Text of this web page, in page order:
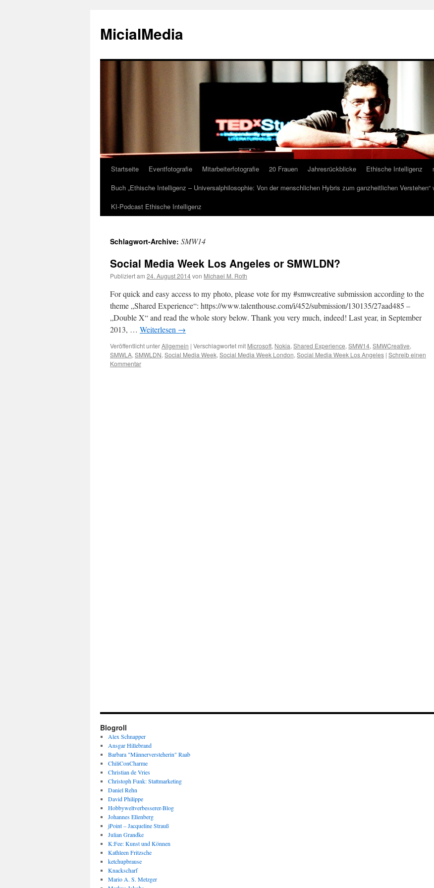
MicialMedia
Zum
Inhalt
springen
Startseite Eventfotografie Mitarbeiterfotografie 20 Frauen Jahresrückblicke Ethische Intelligenz
Buch „Ethische Intelligenz – Universalphilosophie: Von der menschlichen Hybris zum ganzheitlichen
KI-Podcast Ethische Intelligenz
Schlagwort-Archive: SMW14
Social Media Week Los Angeles or SMWLDN?
Publiziert am 24. August 2014von Michael M. Roth
For quick and easy access to my photo, please vote for my #smwcreative submission according to the
theme „Shared Experience“: https://www.talenthouse.com/i/452/submission/130135/27aad485 –
„Double X“ and read the whole story below. Thank you very much, indeed! Last year, in September
2013, … Weiterlesen →
Veröffentlicht unterAllgemein | Verschlagwortet mit Microsoft, Nokia, Shared Experience, SMW14, SMWCreative,
SMWLA, SMWLDN, Social Media Week, Social Media Week London, Social Media Week Los Angeles | Schreib einen
Kommentar
Blogroll
Alex Schnapper
Ansgar Hillebrand
Barbara "Männerversteherin" Raab
ChiliConCharme
Christian de Vries
Christoph Funk: Stattmarketing
Daniel Rehn
David Philippe
Hobbyweltverbesserer-Blog
Johannes Ellenberg
jPoint – Jacqueline Strauß
Julian Grandke
K:Fee: Kunst und Können
Kathleen Fritzsche
ketchupbrause
Knackscharf
Mario A. S. Metzger